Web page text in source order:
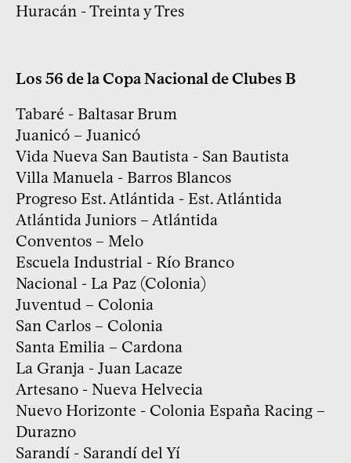
Huracán - Treinta y Tres
Los 56 de la Copa Nacional de Clubes B
Tabaré - Baltasar Brum
Juanicó – Juanicó
Vida Nueva San Bautista - San Bautista
Villa Manuela - Barros Blancos
Progreso Est. Atlántida - Est. Atlántida
Atlántida Juniors – Atlántida
Conventos – Melo
Escuela Industrial - Río Branco
Nacional - La Paz (Colonia)
Juventud – Colonia
San Carlos – Colonia
Santa Emilia – Cardona
La Granja - Juan Lacaze
Artesano - Nueva Helvecia
Nuevo Horizonte - Colonia España Racing –
Durazno
Sarandí - Sarandí del Yí